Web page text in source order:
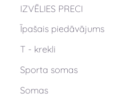
IZVĒLIES PRECI
Īpašais piedāvājums
T - krekli
Sporta somas
Somas